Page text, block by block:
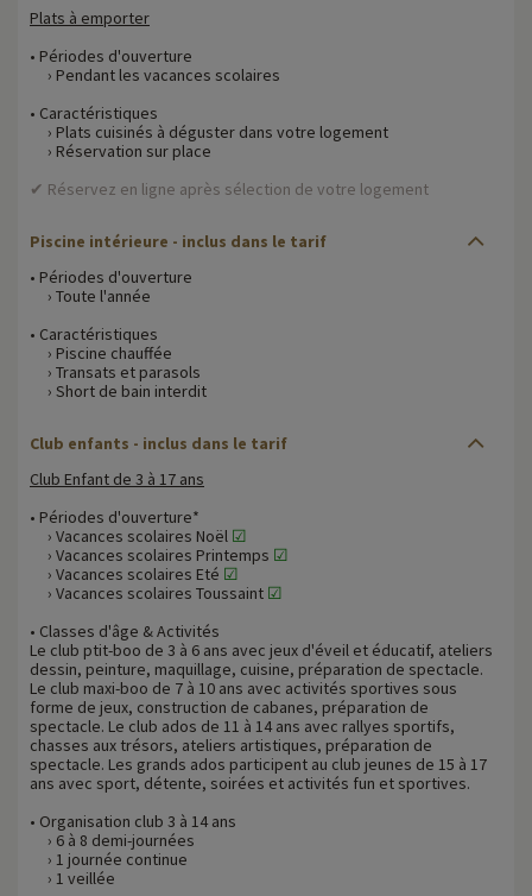
Plats à emporter
• Périodes d'ouverture
› Pendant les vacances scolaires
• Caractéristiques
› Plats cuisinés à déguster dans votre logement
› Réservation sur place
✔ Réservez en ligne après sélection de votre logement
Piscine intérieure - inclus dans le tarif
• Périodes d'ouverture
› Toute l'année
• Caractéristiques
› Piscine chauffée
› Transats et parasols
› Short de bain interdit
Club enfants - inclus dans le tarif
Club Enfant de 3 à 17 ans
• Périodes d'ouverture*
› Vacances scolaires Noël ☑
› Vacances scolaires Printemps ☑
› Vacances scolaires Eté ☑
› Vacances scolaires Toussaint ☑
• Classes d'âge & Activités
Le club ptit-boo de 3 à 6 ans avec jeux d'éveil et éducatif, ateliers
dessin, peinture, maquillage, cuisine, préparation de spectacle.
Le club maxi-boo de 7 à 10 ans avec activités sportives sous
forme de jeux, construction de cabanes, préparation de
spectacle. Le club ados de 11 à 14 ans avec rallyes sportifs,
chasses aux trésors, ateliers artistiques, préparation de
spectacle. Les grands ados participent au club jeunes de 15 à 17
ans avec sport, détente, soirées et activités fun et sportives.
• Organisation club 3 à 14 ans
› 6 à 8 demi-journées
› 1 journée continue
› 1 veillée